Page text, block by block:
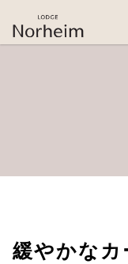
緩やかなカ